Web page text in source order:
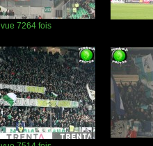
vue 7264 fois